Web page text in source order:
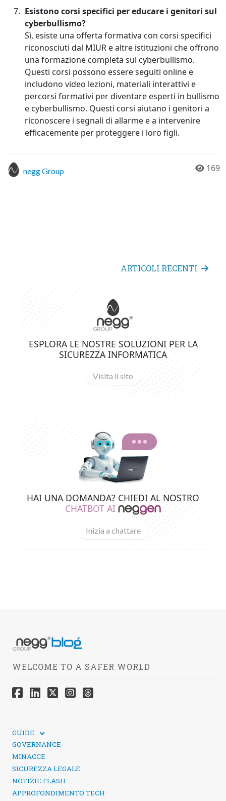
Esistono corsi specifici per educare i genitori sul
cyberbullismo?
Sì, esiste una offerta formativa con corsi specifici
riconosciuti dal MIUR e altre istituzioni che offrono
una formazione completa sul cyberbullismo.
Questi corsi possono essere seguiti online e
includono video lezioni, materiali interattivi e
percorsi formativi per diventare esperti in bullismo
e cyberbullismo. Questi corsi aiutano i genitori a
riconoscere i segnali di allarme e a intervenire
efficacemente per proteggere i loro figli.
negg Group 169
ARTICOLI RECENTI
ESPLORA LE NOSTRE SOLUZIONI PER LA
SICUREZZA INFORMATICA
Visita il sito
HAI UNA DOMANDA? CHIEDI AL NOSTRO
CHATBOT AI
Inizia a chattare
WELCOME TO A SAFER WORLD
GUIDE
SICUREZZA DEI SOCIAL MEDIA
GOVERNANCE
MINACCE
SICUREZZA LEGALE
NOTIZIE FLASH
APPROFONDIMENTO TECH